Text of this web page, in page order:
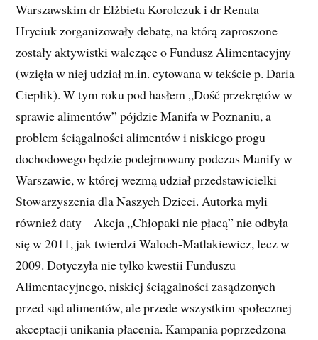
Warszawskim dr Elżbieta Korolczuk i dr Renata
Hryciuk zorganizowały debatę, na którą zaproszone
zostały aktywistki walczące o Fundusz Alimentacyjny
(wzięła w niej udział m.in. cytowana w tekście p. Daria
Cieplik). W tym roku pod hasłem „Dość przekrętów w
sprawie alimentów” pójdzie Manifa w Poznaniu, a
problem ściągalności alimentów i niskiego progu
dochodowego będzie podejmowany podczas Manify w
Warszawie, w której wezmą udział przedstawicielki
Stowarzyszenia dla Naszych Dzieci. Autorka myli
również daty – Akcja „Chłopaki nie płacą” nie odbyła
się w 2011, jak twierdzi Waloch-Matlakiewicz, lecz w
2009. Dotyczyła nie tylko kwestii Funduszu
Alimentacyjnego, niskiej ściągalności zasądzonych
przed sąd alimentów, ale przede wszystkim społecznej
akceptacji unikania płacenia. Kampania poprzedzona